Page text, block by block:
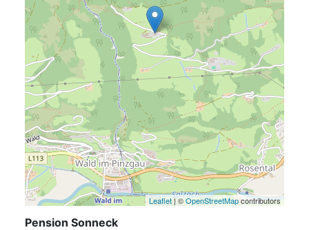
Leaflet| ©OpenStreetMapcontributors
Pension Sonneck